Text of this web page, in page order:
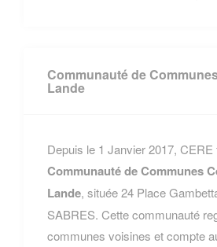
Communauté de
Lande
Depuis le 1 Janvier 2017, CERE
Communauté de Communes
Lande, située 24 Place
SABRES. Cette communauté
communes voisines et compte